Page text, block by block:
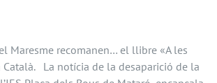
Maresme recomanen… el llibre «A les
Català. La notícia de la desaparició de la